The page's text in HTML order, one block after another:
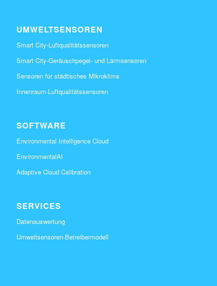
UMWELTSENSOREN
Smart City-Luftqualitätssensoren
Smart City-Geräuschpegel- und Lärmsensoren
Sensoren für städtisches Mikroklima
Innenraum-Luftqualitätssensoren
SOFTWARE
Environmental Intelligence Cloud
EnvironmentalAI
Adaptive Cloud Calibration
SERVICES
Datenauswertung
Umweltsensoren-Betreibermodell